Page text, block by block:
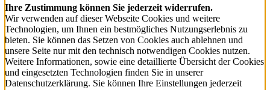
Ihre Zustimmung können Sie jederzeit widerrufen.
Wir verwenden auf dieser Webseite Cookies und weitere
Technologien, um Ihnen ein bestmögliches Nutzungserlebnis zu
bieten. Sie können das Setzen von Cookies auch ablehnen und
unsere Seite nur mit den technisch notwendigen Cookies nutzen.
Weitere Informationen, sowie eine detaillierte Übersicht der Cookies
und eingesetzten Technologien finden Sie in unserer
Datenschutzerklärung. Sie können Ihre Einstellungen jederzeit